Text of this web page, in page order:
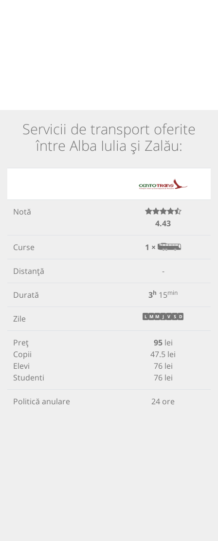
Servicii de transport oferite
între Alba Iulia și Zalău:
Notă
4.43
Curse 1 ×
Distanță -
Durată 3h 15min
Zile L M M J V S D
Preț
Copii
Elevi
Studenti
95lei
47.5 lei
76 lei
76 lei
Politică anulare 24 ore